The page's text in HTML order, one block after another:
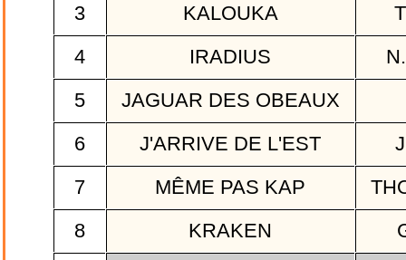
3
KALOUKA
4
IRADIUS
5
JAGUAR DES OBEAUX
6
J'ARRIVE DE L'EST
7
MÊME PAS KAP
8
KRAKEN